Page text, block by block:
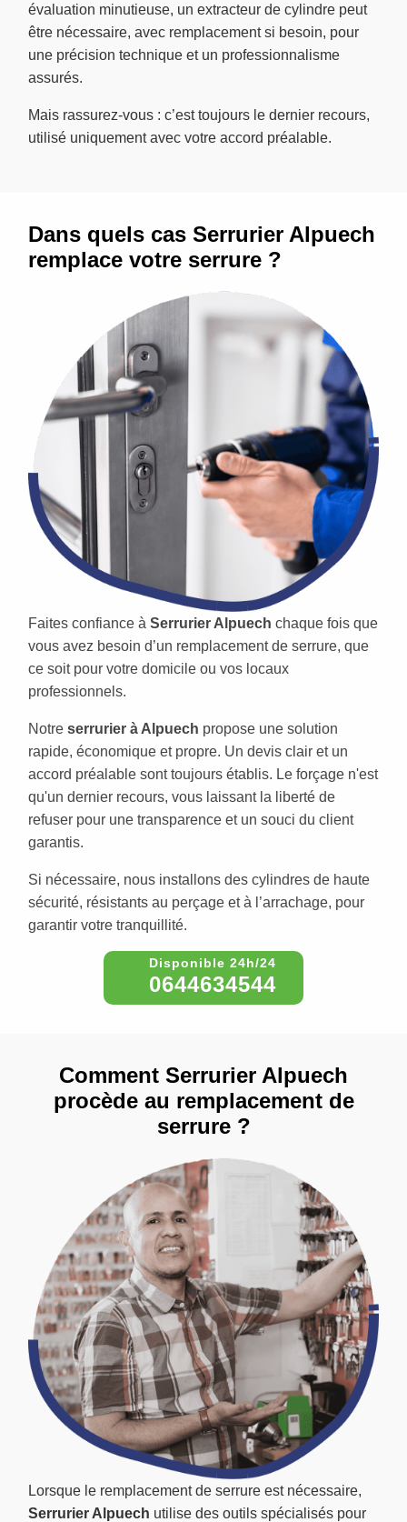
évaluation minutieuse, un extracteur de cylindre peut
être nécessaire, avec remplacement si besoin, pour
une précision technique et un professionnalisme
assurés.
Mais rassurez-vous : c’est toujours le dernier recours,
utilisé uniquement avec votre accord préalable.
Dans quels cas Serrurier Alpuech
remplace votre serrure ?
Faites confiance à Serrurier Alpuech chaque fois que
vous avez besoin d’un remplacement de serrure, que
ce soit pour votre domicile ou vos locaux
professionnels.
Notre serrurier à Alpuech propose une solution
rapide, économique et propre. Un devis clair et un
accord préalable sont toujours établis. Le forçage n'est
qu'un dernier recours, vous laissant la liberté de
refuser pour une transparence et un souci du client
garantis.
Si nécessaire, nous installons des cylindres de haute
sécurité, résistants au perçage et à l’arrachage, pour
garantir votre tranquillité.
0644634544
Lorsque le remplacement de serrure est nécessaire,
Serrurier Alpuech utilise des outils spécialisés pour
Comment Serrurier Alpuech
procède au remplacement de
serrure ?